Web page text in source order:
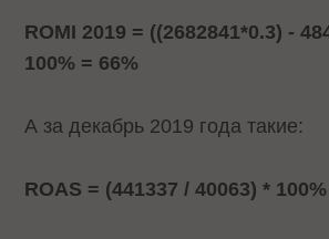
ROMI 2019 = ((2682841*0.3) -
100% = 66%
А за декабрь 2019 года такие:
ROAS = (441337 / 40063) *